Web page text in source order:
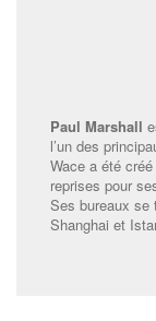
Paul Marshall
l’un des
Wace a été
reprises pour
Ses bureaux se
Shanghai et